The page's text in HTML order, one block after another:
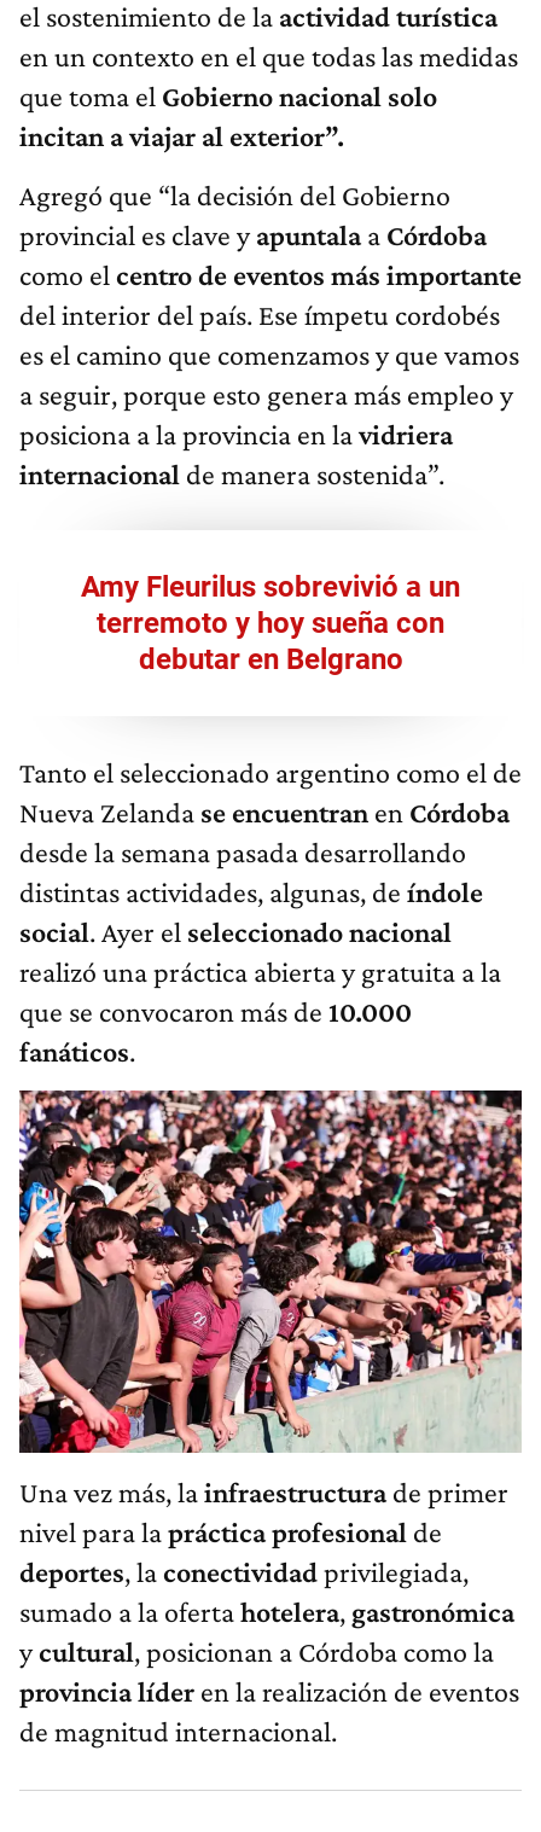
el sostenimiento de la actividadturística
en un contexto en el que todas las medidas
que toma el Gobierno nacional solo
incitan a viajar al exterior”.
Agregó que “la decisión del Gobierno
provincial es clave yapuntalaa Córdoba
como el centro de eventos más importante
del interior del país. Ese ímpetu cordobés
es el camino que comenzamos y que vamos
a seguir, porque esto genera más empleo y
posiciona a la provincia en lavidriera
internacional de manera sostenida”.
Amy Fleurilus sobrevivió a un
terremoto y hoy sueña con
debutar en Belgrano
Tanto el seleccionado argentino como el de
Nueva Zelanda se encuentran en Córdoba
desde la semana pasada desarrollando
distintas actividades, algunas, de índole
social. Ayer el seleccionadonacional
realizó una práctica abierta y gratuita a la
que se convocaron más de 10.000
fanáticos.
Una vez más, lainfraestructurade primer
nivel para laprácticaprofesional de
deportes, laconectividadprivilegiada,
sumado a la ofertahotelera, gastronómica
ycultural, posicionan a Córdoba como la
provincialíder en la realización de eventos
de magnitud internacional.